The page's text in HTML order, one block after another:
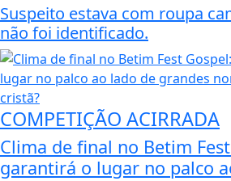
Suspeito estava com roupa
não foi identificado.
COMPETIÇÃO ACIRRADA
Clima de final no Betim
garantirá o lugar no palco